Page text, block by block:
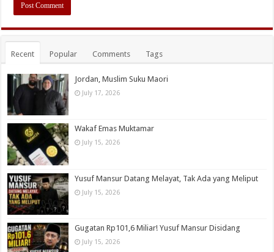
Recent Popular Comments Tags
Jordan, Muslim Suku Maori
July 17, 2026
Wakaf Emas Muktamar
July 15, 2026
Yusuf Mansur Datang Melayat, Tak Ada yang Meliput
July 15, 2026
Gugatan Rp101,6 Miliar! Yusuf Mansur Disidang
July 15, 2026